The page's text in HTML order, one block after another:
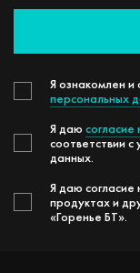
Я ознакомлен и
персональных
Я даю
соответствии
данных.
Я даю согласие
продуктах и
«Горенье БТ».